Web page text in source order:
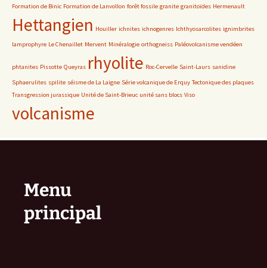
Formation de Binic Formation de Lanvollon forêt fossile granite granitoïdes Hermenault
Hettangien Houiller ichnites ichnogenres Ichthyosarcolites ignimbrites
lamprophyre Le Chenaillet Mervent Minéralogie orthogneiss Paléovolcanisme vendéen
phtanites Pissotte Queyras rhyolite Roc-Cervelle Saint-Laurs sanidine
Sphaerulites spilite séisme de La Laigne Série volcanique de Erquy Tectonique des plaques
Transgression jurassique Unité de Saint-Brieuc unité sans blocs Viso
volcanisme
Menu
principal